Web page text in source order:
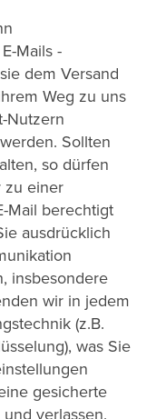
Mails -
dem Versand
Weg zu uns
Nutzern
Sollten
so dürfen
zu einer
Mail berechtigt
ausdrücklich
insbesondere
wir in jedem
(z.B.
was Sie
gesicherte
verlassen.